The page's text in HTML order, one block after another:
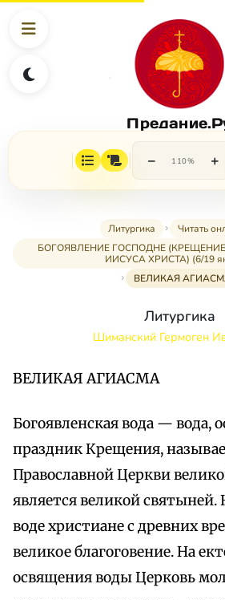
− 110% +
Литургика
Читать
БОГОЯВЛЕНИЕ ГОСПОДНЕ
ИИСУСА ХРИСТА) (6/19
ВЕЛИКАЯ
Литургика
Шиманский Гермоген
ВЕЛИКАЯ АГИАСМА
Богоявленская вода — вода,
праздник Крещения,
Православной Церкви
является великой
воде христиане с древних
великое благоговение. На
освящения воды Церковь